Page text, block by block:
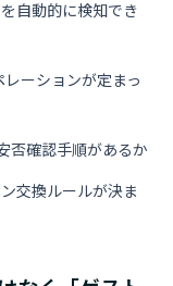
自動的に検知でき
ーションが定まっ
否確認手順があるか
交換ルールが決ま